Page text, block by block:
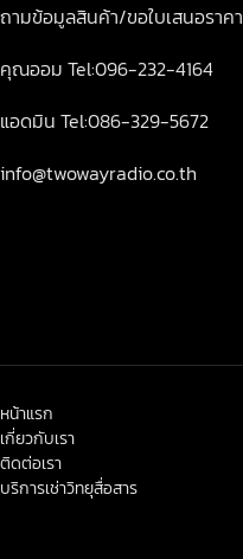
ถามข้อมูลสินค้า/ขอใบเสนอราคา
คุณออม Tel:096-232-4164
แอดมิน Tel:086-329-5672
info@twowayradio.co.th
หน้าแรก
เกี่ยวกับเรา
ติดต่อเรา
บริการเช่าวิทยุสื่อสาร